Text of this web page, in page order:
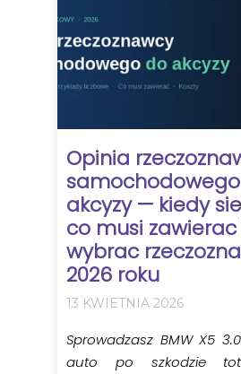
Opinia
akcyzy — kiedy
co musi
wybrac
2026 roku
13 KWIETNIA 2026
Sprowadzasz BMW X5
auto po szkodzie